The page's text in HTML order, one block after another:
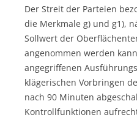
Der Streit der Parteien
die Merkmale g) und g1),
Sollwert der
angenommen werden
angegriffenen
klägerischen Vorbringen
nach 90 Minuten
Kontrollfunktionen